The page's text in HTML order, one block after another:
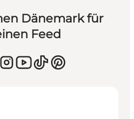
Dänemark für
Feed